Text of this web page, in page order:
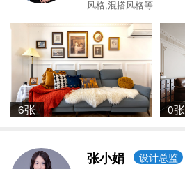
风格,混搭风格等
6张 0张
张小娟 设计总监